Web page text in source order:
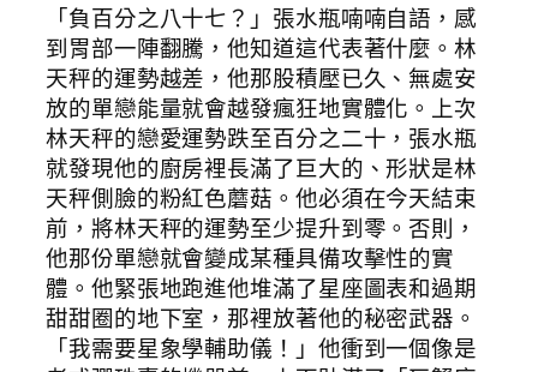
「負百分之八十七？」張水瓶喃喃自語，感
到胃部一陣翻騰，他知道這代表著什麼。林
天秤的運勢越差，他那股積壓已久、無處安
放的單戀能量就會越發瘋狂地實體化。上次
林天秤的戀愛運勢跌至百分之二十，張水瓶
就發現他的廚房裡長滿了巨大的、形狀是林
天秤側臉的粉紅色蘑菇。他必須在今天結束
前，將林天秤的運勢至少提升到零。否則，
他那份單戀就會變成某種具備攻擊性的實
體。他緊張地跑進他堆滿了星座圖表和過期
甜甜圈的地下室，那裡放著他的秘密武器。
「我需要星象學輔助儀！」他衝到一個像是